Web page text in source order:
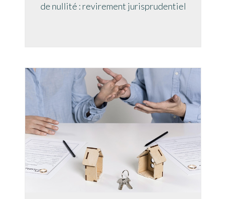
de nullité : revirement jurisprudentiel